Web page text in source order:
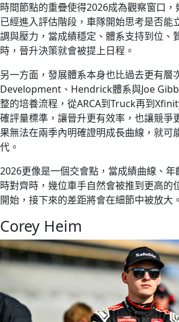
時間節點的重疊使得2026成為觀察窗口
已經進入評估階段，車隊開始思考是否能
調與壓力，當成績穩定、體系支持到位、
時，晉升決策就會被提上日程。
另一方面，發展體系本身也比過去更有層
Development、Hendrick體系與Joe
整的培養流程，從ARCA到Truck再到
確評量標準，讓晉升更有效率，也讓競爭
果無法在兩季內明確證明成長曲線，就可
代。
2026更像是一個交會點，當成績曲線、
時對齊時，幾位車手自然會被推到更高的
開始，接下來的差距將會在細節中被放大。
Corey Heim